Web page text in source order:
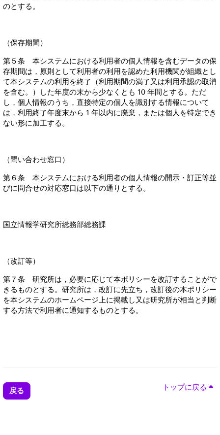
のとする。
（保存期間）
第５条 本システムにおける利用者の個人情報を含むデータの保
存期間は，原則として利用者の利用を認めた利用機関が組織とし
て本システムの利用を終了（利用期間の満了又は利用承認の取消
を含む。）した年度の末から少なくとも 10 年間とする。ただ
し，個人情報のうち，直接特定の個人を識別する情報について
は，利用終了年度末から 1 年以内に廃棄，または個人を特定でき
ない形に加工する。
（問い合わせ窓口）
第６条 本システムにおける利用者の個人情報の開示・訂正等並
びに問合せの対応窓口は以下の通りとする。
国立情報学研究所総務部総務課
（改訂等）
第７条 研究所は，必要に応じて本ポリシーを改訂することがで
きるものとする。研究所は，改訂に先立ち，改訂後の本ポリシー
を本システムのホームページ上に掲載し又は研究所が相当と判断
する方法で利用者に通知するものとする。
戻る トップに戻る